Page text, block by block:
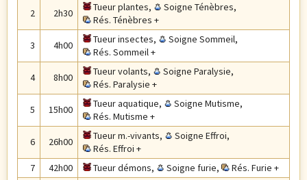
2 2h30 Tueur plantes, Soigne Ténèbres,
Rés. Ténèbres +
3 4h00 Tueur insectes, Soigne Sommeil,
Rés. Sommeil +
4 8h00 Tueur volants, Soigne Paralysie,
Rés. Paralysie +
5 15h00 Tueur aquatique, Soigne Mutisme,
Rés. Mutisme +
6 26h00 Tueur m.-vivants, Soigne Effroi,
Rés. Effroi +
7
42h00 Tueur démons, Soigne furie, Rés. Furie +